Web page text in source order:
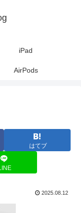
iPad
AirPods
はてブ
2025.08.12